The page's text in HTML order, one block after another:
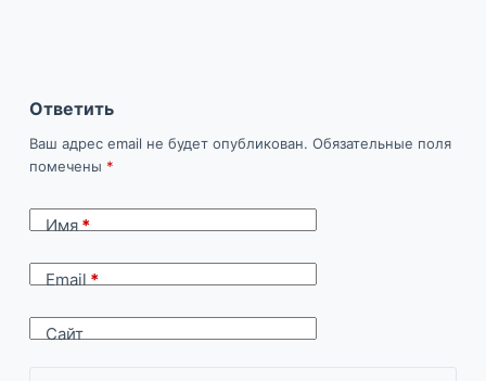
Ответить
Ваш адрес email не будет опубликован. Обязательные поля
помечены *
Имя*
Email*
Сайт